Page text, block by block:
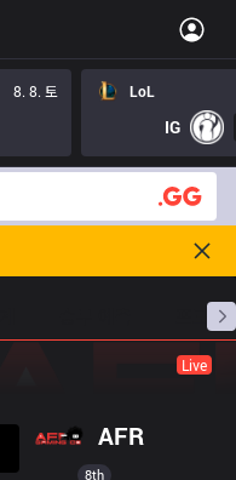
8. 8. 토
LoL
IG
프로빌
Live
AFR
8th